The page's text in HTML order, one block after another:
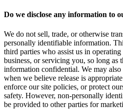
Do we disclose any information to
We do not sell, trade, or otherwise
personally identifiable information.
third parties who assist us in
business, or servicing you, so long as
information confidential. We may
when we believe release is
enforce our site policies, or protect
safety. However, non-personally
be provided to other parties for